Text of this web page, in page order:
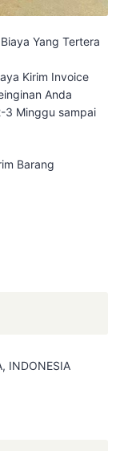
Yang Tertera
Kirim Invoice
Anda
3 Minggu sampai
Barang
INDONESIA